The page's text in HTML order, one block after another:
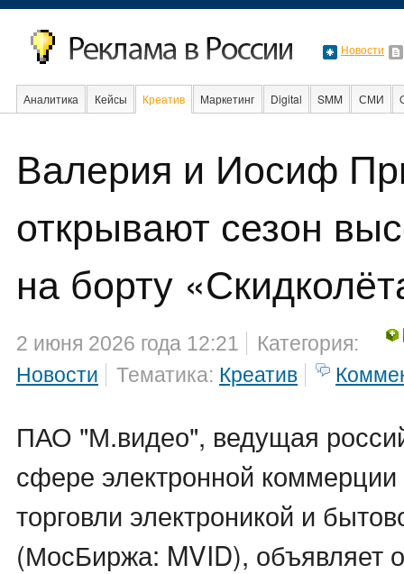
Новости
Аналитика Кейсы Креатив Маркетинг Digital SMM СМИ
Валерия и Иосиф
открывают сезон
на борту
2 июня 2026 года 12:21
Категория:
Новости
Тематика: Креатив
ПАО "М.видео", ведущая
сфере электронной коммерции
торговли электроникой и
(МосБиржа: MVID), объявляет